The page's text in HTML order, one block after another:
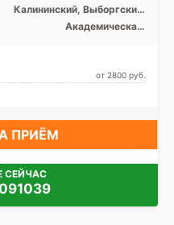
Калининский, Выборгский,
Приморский, Лен. область
Академическая,
Политехническая, Проспект
Просвещения, Удельная
от 2800 pуб.
ПРИЁМ
СЕЙЧАС